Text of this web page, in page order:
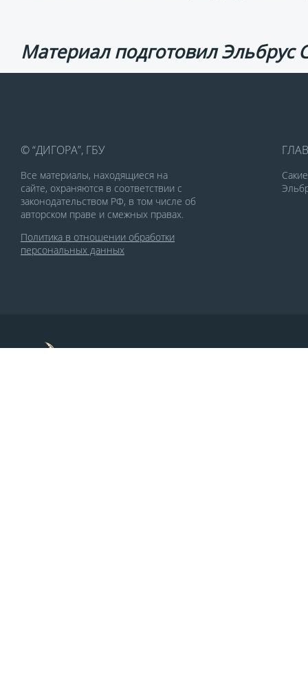
Материал подготовил Эльбрус
© “ДИГОРА”, ГБУ
Все материалы, находящиеся на
сайте, охраняются в соответствии с
законодательством РФ, в том числе об
авторском праве и смежных правах.
Политика в отношении обработки
персональных данных